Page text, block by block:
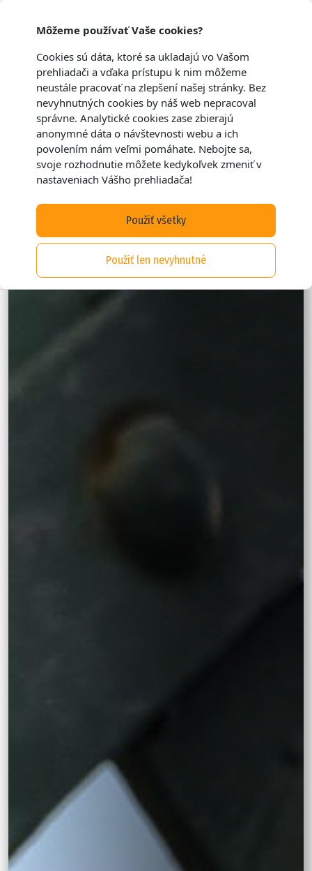
Môžeme používať Vaše cookies?
Cookies sú dáta, ktoré sa ukladajú vo Vašom
prehliadači a vďaka prístupu k nim môžeme
neustále pracovať na zlepšení našej stránky. Bez
nevyhnutných cookies by náš web nepracoval
správne. Analytické cookies zase zbierajú
anonymné dáta o návštevnosti webu a ich
povolením nám veľmi pomáhate. Nebojte sa,
svoje rozhodnutie môžete kedykoľvek zmeniť v
nastaveniach Vášho prehliadača!
Použiť všetky
Použiť len nevyhnutné